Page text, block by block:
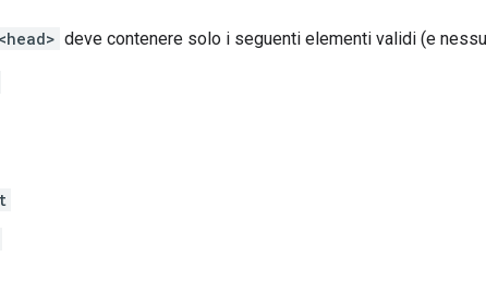
<head> deve contenere solo i seguenti elementi validi (e